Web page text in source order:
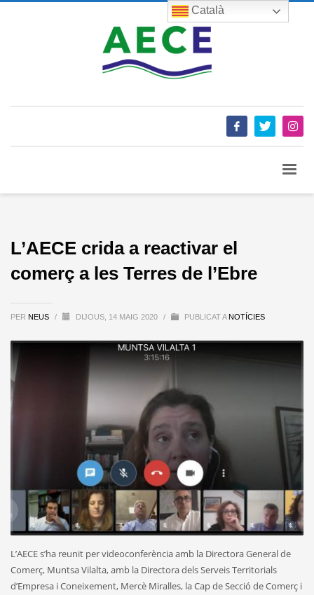
L’AECE crida a reactivar el
comerç a les Terres de l’Ebre
PER NEUS / DIJOUS, 14 MAIG 2020 / PUBLICAT A NOTÍCIES
L’AECE s’ha reunit per videoconferència amb la Directora General de
Comerç, Muntsa Vilalta, amb la Directora dels Serveis Territorials
d’Empresa i Coneixement, Mercè Miralles, la Cap de Secció de Comerç i
Català